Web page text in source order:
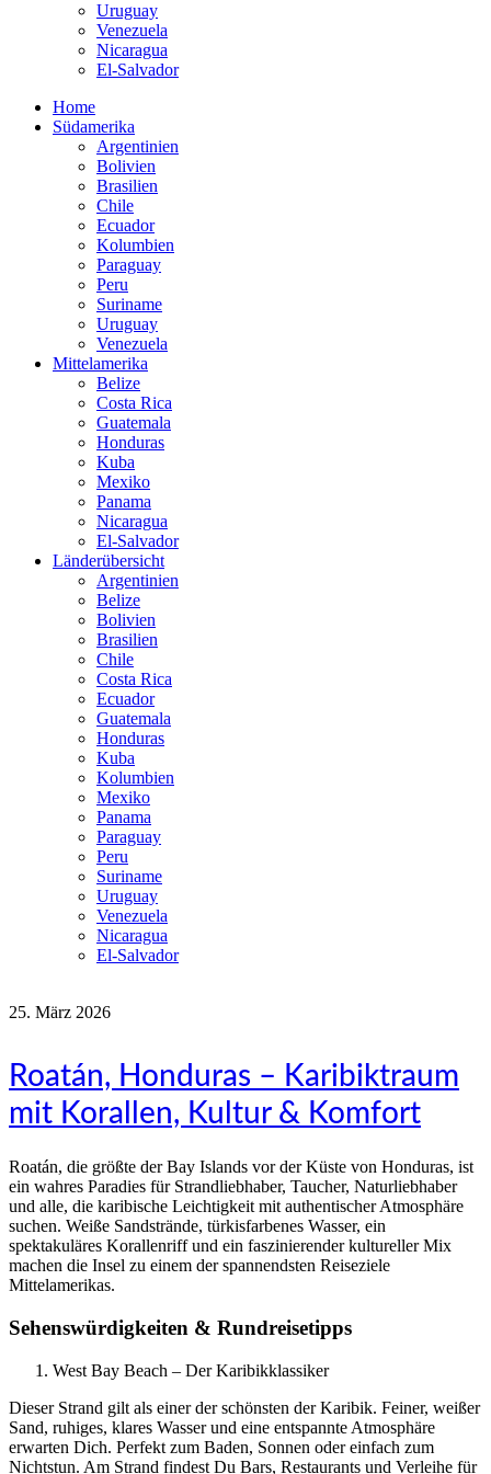
Uruguay
Venezuela
Nicaragua
El-Salvador
Home
Südamerika
Argentinien
Bolivien
Brasilien
Chile
Ecuador
Kolumbien
Paraguay
Peru
Suriname
Uruguay
Venezuela
Mittelamerika
Belize
Costa Rica
Guatemala
Honduras
Kuba
Mexiko
Panama
Nicaragua
El-Salvador
Länderübersicht
Argentinien
Belize
Bolivien
Brasilien
Chile
Costa Rica
Ecuador
Guatemala
Honduras
Kuba
Kolumbien
Mexiko
Panama
Paraguay
Peru
Suriname
Uruguay
Venezuela
Nicaragua
El-Salvador
25. März 2026
Roatán, Honduras – Karibiktraum
mit Korallen, Kultur & Komfort
Roatán, die größte der Bay Islands vor der Küste von Honduras, ist
ein wahres Paradies für Strandliebhaber, Taucher, Naturliebhaber
und alle, die karibische Leichtigkeit mit authentischer Atmosphäre
suchen. Weiße Sandstrände, türkisfarbenes Wasser, ein
spektakuläres Korallenriff und ein faszinierender kultureller Mix
machen die Insel zu einem der spannendsten Reiseziele
Mittelamerikas.
Sehenswürdigkeiten & Rundreisetipps
West Bay Beach – Der Karibikklassiker
Dieser Strand gilt als einer der schönsten der Karibik. Feiner, weißer
Sand, ruhiges, klares Wasser und eine entspannte Atmosphäre
erwarten Dich. Perfekt zum Baden, Sonnen oder einfach zum
Nichtstun. Am Strand findest Du Bars, Restaurants und Verleihe für